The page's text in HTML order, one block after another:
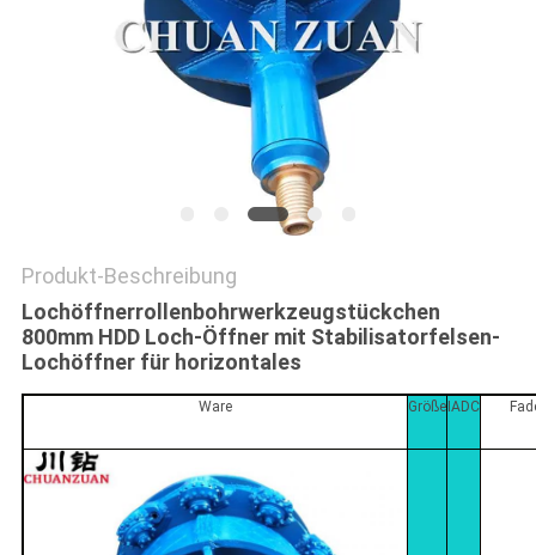
SITEMAP
Produkt-Beschreibung
Lochöffnerrollenbohrwerkzeugstückchen
800mm HDD Loch-Öffner mit Stabilisatorfelsen-
Lochöffner für horizontales
Ware Größe IADC